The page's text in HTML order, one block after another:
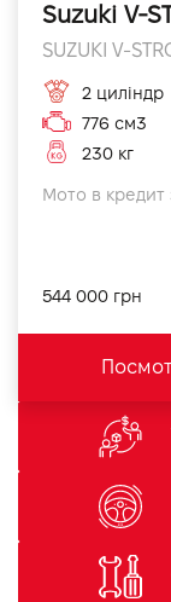
Suzuki V-
2 циліндр
776 см3
230 кг
Мото в кредит
544 000 грн